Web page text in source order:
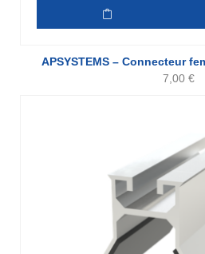
APSYSTEMS – Connecteur
7,00 €